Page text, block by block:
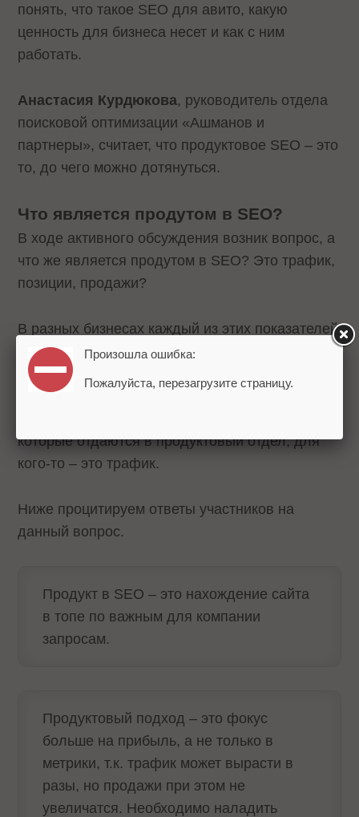
понять, что такое SEO для авито, какую
ценность для бизнеса несет и как с ним
работать.
Анастасия Курдюкова, руководитель отдела
поисковой оптимизации «Ашманов и
партнеры», считает, что продуктовое SEO – это
то, до чего можно дотянуться.
Что является продутом в SEO?
В ходе активного обсуждения возник вопрос, а
что же является продутом в SEO? Это трафик,
позиции, продажи?
В разных бизнесах каждый из этих показателей
может быть продуктом. Что будет хорошо для
одного, то может не сработать для другого.
Подходы могут различаться. Для кого-то
которые отдаются в продуктовый отдел, для
кого-то – это трафик.
Ниже процитируем ответы участников на
данный вопрос.
Продукт в SEO – это нахождение сайта
в топе по важным для компании
запросам.
Продуктовый подход – это фокус
больше на прибыль, а не только в
метрики, т.к. трафик может вырасти в
разы, но продажи при этом не
увеличатся. Необходимо наладить
Произошла ошибка:
Пожалуйста, перезагрузите страницу.